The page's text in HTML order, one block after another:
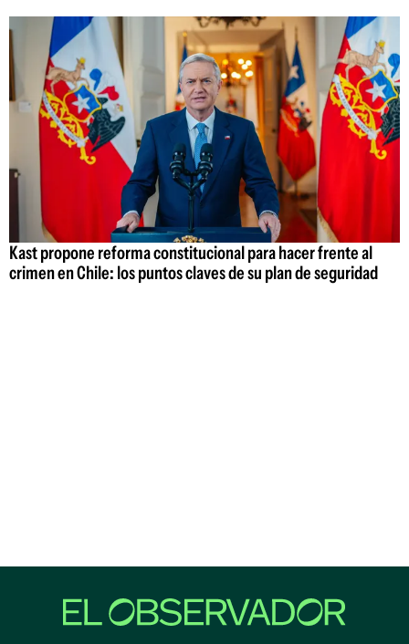
Kast propone reforma constitucional para hacer frente al
crimen en Chile: los puntos claves de su plan de seguridad